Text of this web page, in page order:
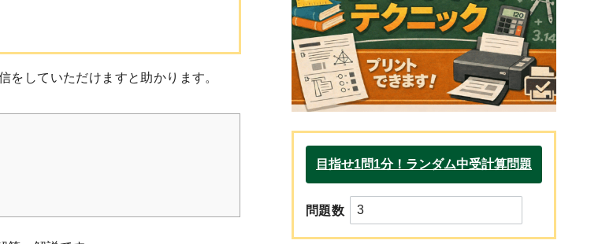
をしていただけますと助かります。
問題数